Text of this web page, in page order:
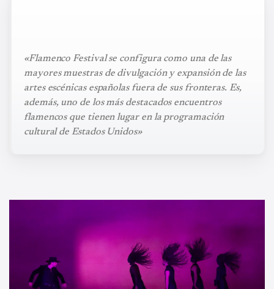
«Flamenco Festival se configura como una de las
mayores muestras de divulgación y expansión de las
artes escénicas españolas fuera de sus fronteras. Es,
además, uno de los más destacados encuentros
flamencos que tienen lugar en la programación
cultural de Estados Unidos»